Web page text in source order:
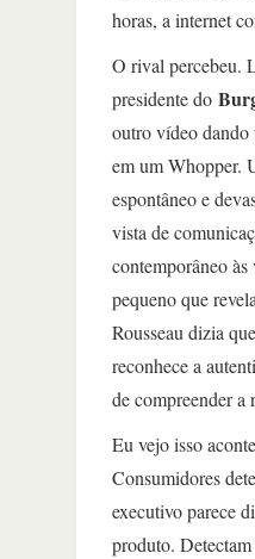
horas, a internet
O rival percebeu.
presidente do
outro vídeo dando
em um Whopper.
espontâneo e
vista de
contemporâneo às
pequeno que
Rousseau dizia
reconhece a
de compreender a
Eu vejo isso
Consumidores
executivo parece
produto.